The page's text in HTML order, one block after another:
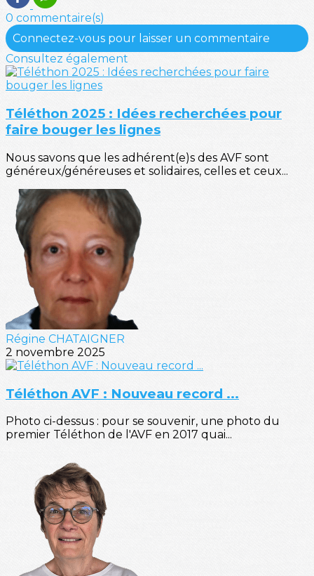
0 commentaire(s)
Connectez-vous pour laisser un commentaire
Consultez également
Téléthon 2025 : Idées recherchées pour
faire bouger les lignes
Nous savons que les adhérent(e)s des AVF sont
généreux/généreuses et solidaires, celles et ceux...
Régine CHATAIGNER
2 novembre 2025
Téléthon AVF : Nouveau record ...
Photo ci-dessus : pour se souvenir, une photo du
premier Téléthon de l'AVF en 2017 quai...